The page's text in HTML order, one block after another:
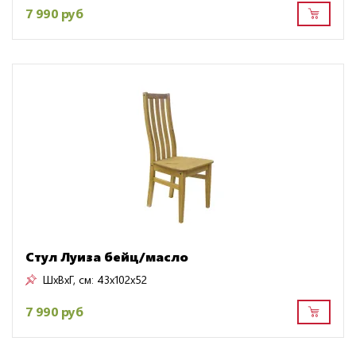
7 990 руб
Стул Луиза бейц/масло
ШxВxГ, см: 43x102x52
7 990 руб